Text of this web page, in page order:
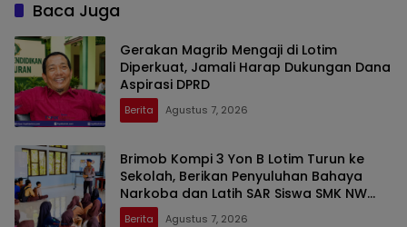
Baca Juga
Gerakan Magrib Mengaji di Lotim
Diperkuat, Jamali Harap Dukungan Dana
Aspirasi DPRD
Berita Agustus 7, 2026
Brimob Kompi 3 Yon B Lotim Turun ke
Sekolah, Berikan Penyuluhan Bahaya
Narkoba dan Latih SAR Siswa SMK NW
Benteng
Berita Agustus 7, 2026